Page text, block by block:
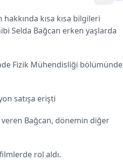
kısa kısa bilgileri
Selda Bağcan erken yaşlarda
Fizik Mühendisliği bölümünde
satışa erişti
Bağcan, dönemin diğer
rol aldı.